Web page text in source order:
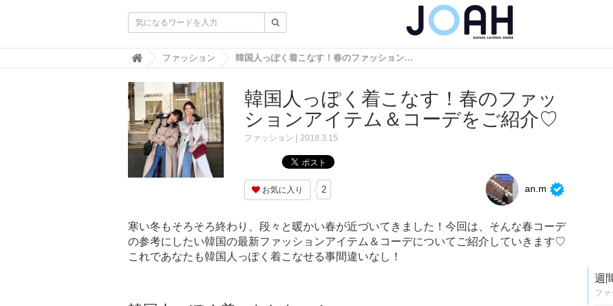
韓
国
ト
レ
ン
ド
情
報
・
韓
国
J
O
ジ
ファッション 韓国人っぽく着こなす！春のファッションアイテム＆コーデをご紹介♡
韓国人っぽく着こなす！春のファッ
ションアイテム＆コーデをご紹介♡
ファッション 2018.3.15
お気に入り 2 an.m
寒い冬もそろそろ終わり、段々と暖かい春が近づいてきました！今回は、そんな春コーデ
の参考にしたい韓国の最新ファッションアイテム＆コーデについてご紹介していきます♡
これであなたも韓国人っぽく着こなせる事間違いなし！
週
フ